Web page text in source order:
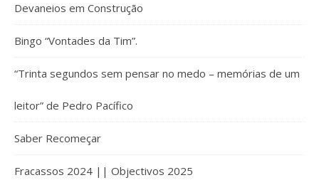
Devaneios em Construção
Bingo “Vontades da Tim”.
“Trinta segundos sem pensar no medo – memórias de um
leitor” de Pedro Pacífico
Saber Recomeçar
Fracassos 2024 || Objectivos 2025